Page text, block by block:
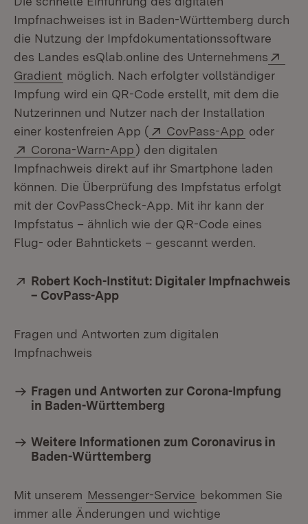
Impfnachweises ist in Baden-Württemberg durch
die Nutzung der Impfdokumentationssoftware
des Landes esQlab.online des Unternehmens
Gradient (Öffnet in neuem Fenster)
möglich. Nach erfolgter vollständiger
Impfung wird ein QR-Code erstellt, mit dem die
Nutzerinnen und Nutzer nach der Installation
einer kostenfreien App (
Extern:
CovPass-App (Öffnet in
oder
Extern:
Corona-Warn-App(Öffnet in neuem Fenster)
) den digitalen
Impfnachweis direkt auf ihr Smartphone laden
können. Die Überprüfung des Impfstatus erfolgt
mit der CovPassCheck-App. Mit ihr kann der
Impfstatus – ähnlich wie der QR-Code eines
Flug- oder Bahntickets – gescannt werden.
Extern:
Robert Koch-Institut: Digitaler Impfnachweis
– CovPass-App
Fragen und Antworten zum digitalen
Impfnachweis
Fragen und Antworten zur Corona-Impfung
in Baden-Württemberg
Weitere Informationen zum Coronavirus in
Baden-Württemberg
Mit unserem Messenger-Service bekommen Sie
immer alle Änderungen und wichtige